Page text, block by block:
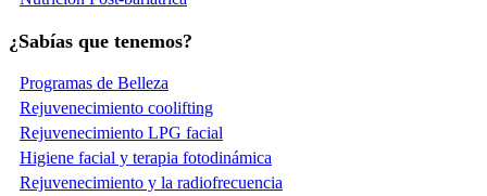
¿Sabías que tenemos?
Programas de Belleza
Rejuvenecimiento coolifting
Rejuvenecimiento LPG facial
Higiene facial y terapia fotodinámica
Rejuvenecimiento y la radiofrecuencia